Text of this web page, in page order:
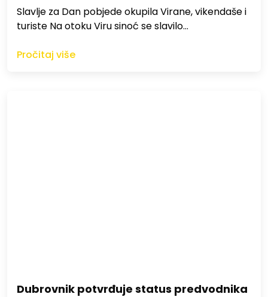
Slavlje za Dan pobjede okupila Virane, vikendaše i
turiste Na otoku Viru sinoć se slavilo…
Pročitaj više
Dubrovnik potvrđuje status predvodnika